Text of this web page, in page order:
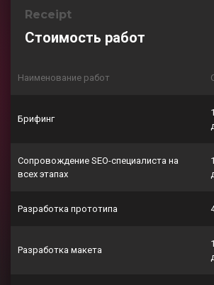
Receipt
Стоимость работ
Наименование работ
Брифинг
1
Сопровождение SEO-специалиста на
всех этапах
1
Разработка прототипа
Разработка макета